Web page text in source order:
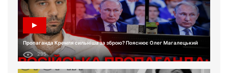
Пропаганда Кремля сильніша за зброю? Пояснює Олег Магалецький
295